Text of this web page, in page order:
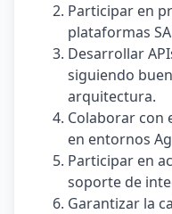
Participar en
plataformas
Desarrollar
siguiendo
arquitectura.
Colaborar con
en entornos
Participar en
soporte de
Garantizar la